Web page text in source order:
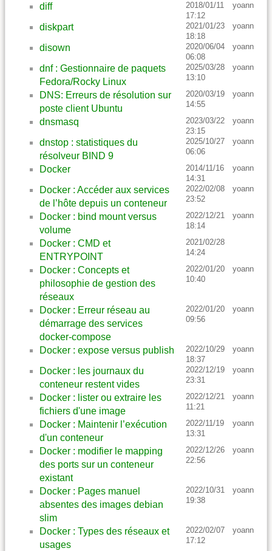
diff
2018/01/11
17:12
yoann
diskpart
2021/01/23
18:18
yoann
disown
2020/06/04
06:08
yoann
dnf : Gestionnaire de paquets
Fedora/Rocky Linux
2025/03/28
13:10
yoann
DNS: Erreurs de résolution sur
poste client Ubuntu
2020/03/19
14:55
yoann
dnsmasq
2023/03/22
23:15
yoann
dnstop : statistiques du
résolveur BIND 9
2025/10/27
06:06
yoann
Docker
2014/11/16
14:31
yoann
Docker : Accéder aux services
de l’hôte depuis un conteneur
2022/02/08
23:52
yoann
Docker : bind mount versus
volume
2022/12/21
18:14
yoann
Docker : CMD et
ENTRYPOINT
2021/02/28
14:24
Docker : Concepts et
philosophie de gestion des
réseaux
2022/01/20
10:40
yoann
Docker : Erreur réseau au
démarrage des services
docker-compose
2022/01/20
09:56
yoann
Docker : expose versus publish
2022/10/29
18:37
yoann
Docker : les journaux du
conteneur restent vides
2022/12/19
23:31
yoann
Docker : lister ou extraire les
fichiers d'une image
2022/12/21
11:21
yoann
Docker : Maintenir l’exécution
d'un conteneur
2022/11/19
13:31
yoann
Docker : modifier le mapping
des ports sur un conteneur
existant
2022/12/26
22:56
yoann
Docker : Pages manuel
absentes des images debian
slim
2022/10/31
19:38
yoann
Docker : Types des réseaux et
usages
2022/02/07
17:12
yoann